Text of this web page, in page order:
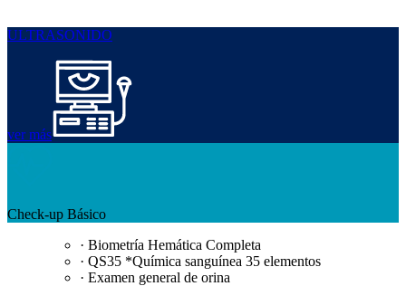
ULTRASONIDO
ver más
Check-up Básico
· Biometría Hemática Completa
· QS35 *Química sanguínea 35 elementos
· Examen general de orina